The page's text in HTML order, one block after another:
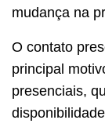
mudança na
O contato
principal
presenciais,